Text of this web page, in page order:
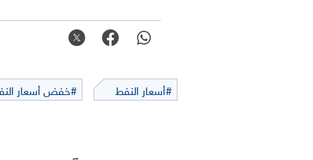
#أسعار النفط #خفض أسعار